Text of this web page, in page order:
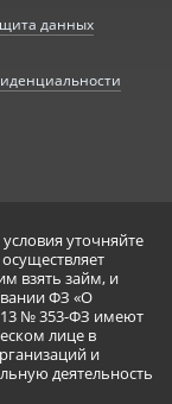
данных
уточняйте
взять займ, и
ФЗ «О
№ 353-ФЗ имеют
лице в
и
деятельность